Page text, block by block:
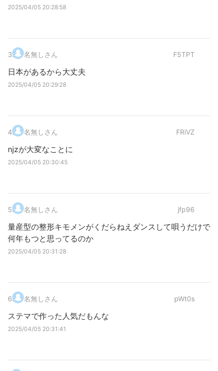
2025/04/05 20:28:58
3. 名無しさん F5TPT
日本があるから大丈夫
2025/04/05 20:29:28
4. 名無しさん FRiVZ
njzが大変なことに
2025/04/05 20:30:45
5. 名無しさん jfp96
量産型の整形キモメンがくだらねえダンスして唄うだけで
何年もつと思ってるのか
2025/04/05 20:31:28
6. 名無しさん pWt0s
ステマで作った人気だもんな
2025/04/05 20:31:41